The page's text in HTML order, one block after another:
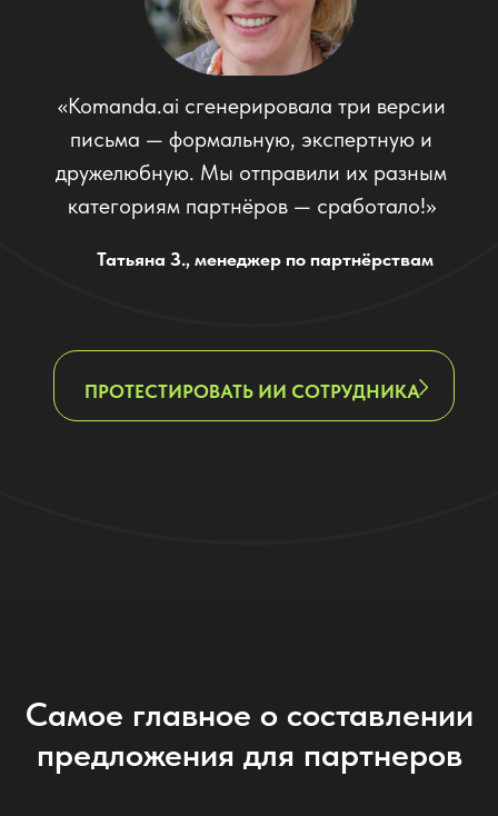
Самое главное о составлении
предложения для партнеров